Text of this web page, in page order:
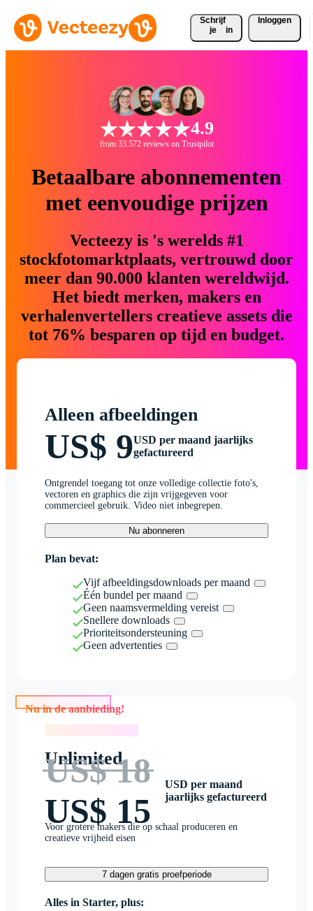
Schrijf
je
in
Inloggen
4.9
from 33.572 reviews on Trustpilot
Betaalbare abonnementen
met eenvoudige prijzen
Vecteezy is 's werelds #1
stockfotomarktplaats, vertrouwd door
meer dan 90.000 klanten wereldwijd.
Het biedt merken, makers en
verhalenvertellers creatieve assets die
tot 76% besparen op tijd en budget.
Alleen afbeeldingen
US$ 9USD per maand jaarlijks
gefactureerd
Ontgrendel toegang tot onze volledige collectie foto's,
vectoren en graphics die zijn vrijgegeven voor
commercieel gebruik. Video niet inbegrepen.
Nu abonneren
Plan bevat:
Vijf afbeeldingsdownloads per maand
Één bundel per maand
Geen naamsvermelding vereist
Snellere downloads
Prioriteitsondersteuning
Geen advertenties
Nu in de aanbieding!
Unlimited
US$ 18
US$ 15
USD per maand
jaarlijks gefactureerd
Voor grotere makers die op schaal produceren en
creatieve vrijheid eisen
7 dagen gratis proefperiode
Alles in Starter, plus: